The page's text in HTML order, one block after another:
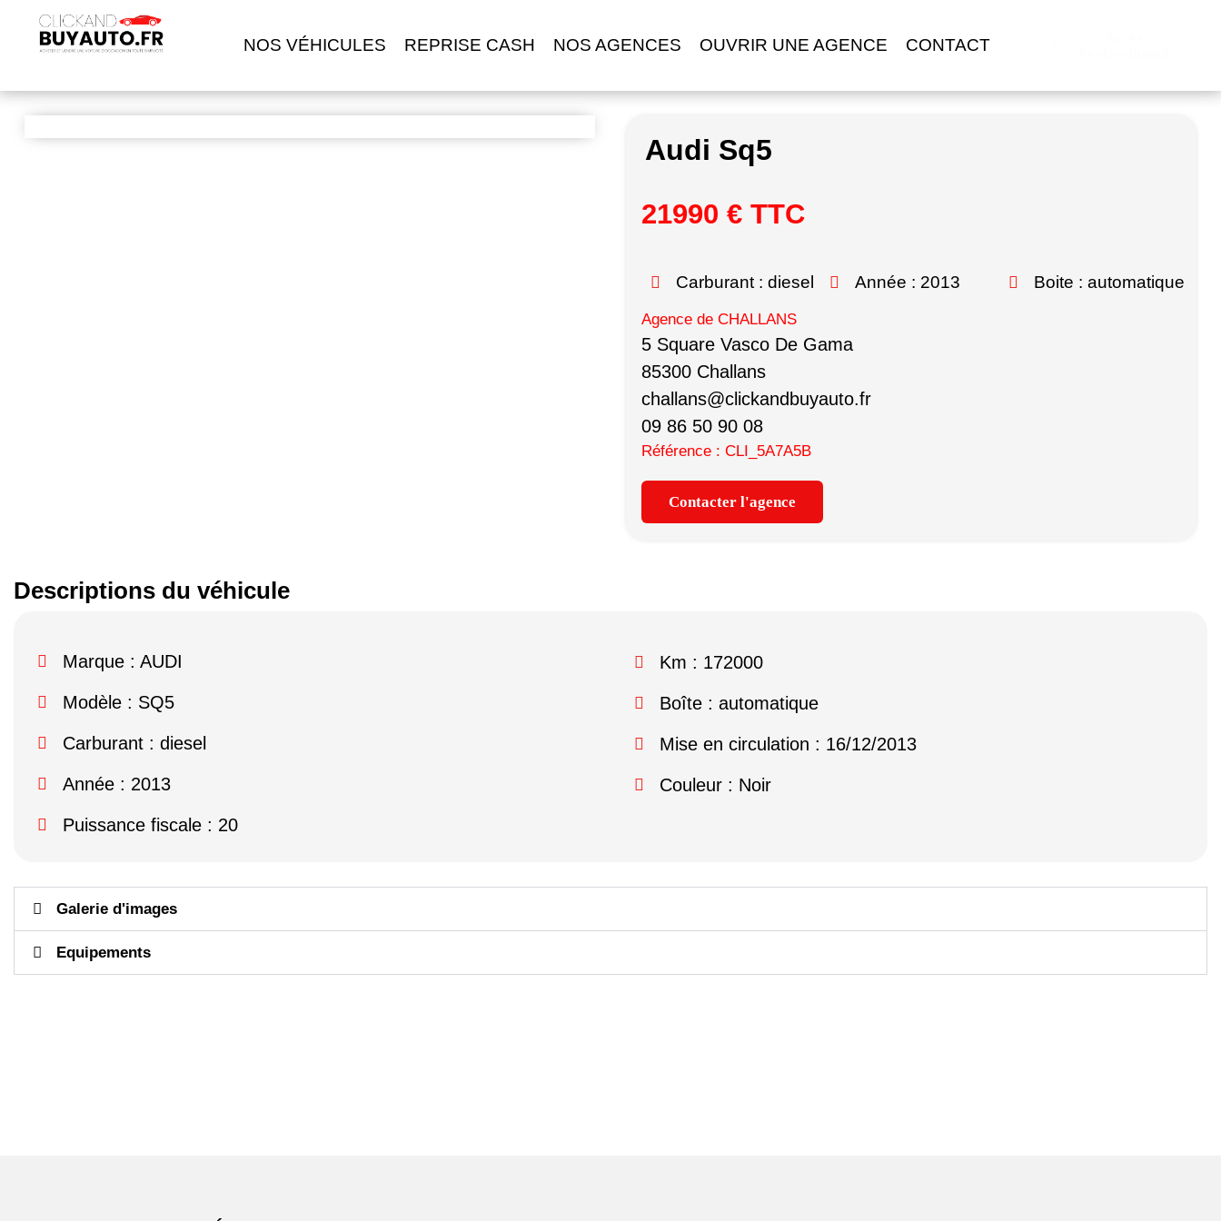
NOS VÉHICULES REPRISE CASH NOS AGENCES OUVRIR UNE AGENCE CONTACT
Audi Sq5
21990 € TTC
Carburant : diesel Année : 2013 Boite : automatique
Agence de CHALLANS
5 Square Vasco De Gama
85300 Challans
challans@clickandbuyauto.fr
09 86 50 90 08
Référence : CLI_5A7A5B
Contacter l'agence
Descriptions du véhicule
Marque : AUDI
Modèle : SQ5
Carburant : diesel
Année : 2013
Puissance fiscale : 20
Km : 172000
Boîte : automatique
Mise en circulation : 16/12/2013
Couleur : Noir
Galerie d'images
Equipements